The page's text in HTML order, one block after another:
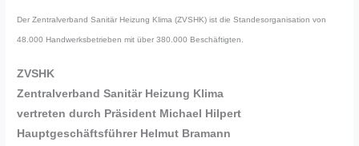
Der Zentralverband Sanitär Heizung Klima (ZVSHK) ist die Standesorganisation von
48.000 Handwerksbetrieben mit über 380.000 Beschäftigten.
ZVSHK
Zentralverband Sanitär Heizung Klima
vertreten durch Präsident Michael Hilpert
Hauptgeschäftsführer Helmut Bramann